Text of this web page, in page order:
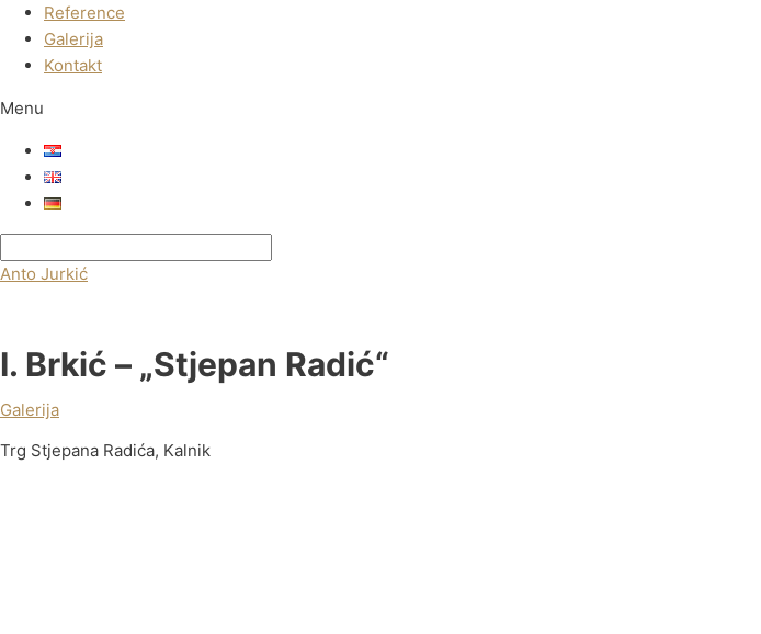
Reference
Galerija
Kontakt
Menu
Anto Jurkić
I. Brkić – „Stjepan Radić“
Galerija
Trg Stjepana Radića, Kalnik